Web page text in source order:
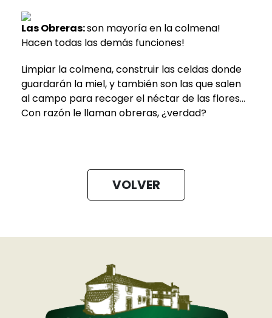
Las Obreras:son mayoría en la colmena!
Hacen todas las demás funciones!
Limpiar la colmena, construir las celdas donde
guardarán la miel, y también son las que salen
al campo para recoger el néctar de las flores…
Con razón le llaman obreras, ¿verdad?
VOLVER